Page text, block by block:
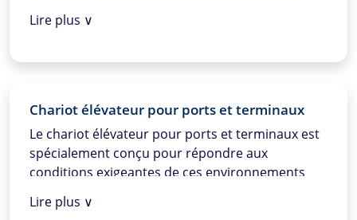
est conçu pour résister à des conditions di
opérationfluide et sûre, même sous charge
Lire plus ∨
Chariot élévateur pour ports et terminaux
Le chariot élévateur pour ports et terminaux est
spécialement conçu pour répondre aux
conditions exigeantes de ces environnements
sa durabilité, ce chariot élévateur garantit un
Lire plus ∨